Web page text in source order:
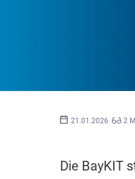
21.01.2026 2
Die BayKIT